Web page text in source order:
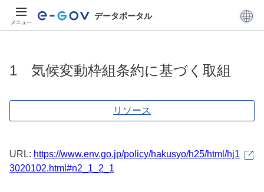
メニュー
データポータル
1 気候変動枠組条約に基づく取組
リソース
URL: https://www.env.go.jp/policy/hakusyo/h25/html/hj1
3020102.html#n2_1_2_1